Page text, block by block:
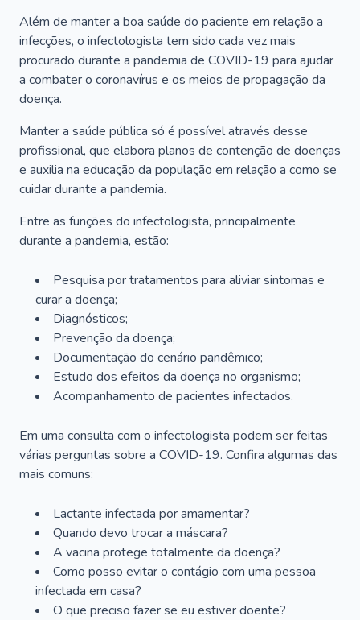
Além de manter a boa saúde do paciente em relação a
infecções, o infectologista tem sido cada vez mais
procurado durante a pandemia de COVID-19 para ajudar
a combater o coronavírus e os meios de propagação da
doença.
Manter a saúde pública só é possível através desse
profissional, que elabora planos de contenção de doenças
e auxilia na educação da população em relação a como se
cuidar durante a pandemia.
Entre as funções do infectologista, principalmente
durante a pandemia, estão:
Pesquisa por tratamentos para aliviar sintomas e
curar a doença;
Diagnósticos;
Prevenção da doença;
Documentação do cenário pandêmico;
Estudo dos efeitos da doença no organismo;
Acompanhamento de pacientes infectados.
Em uma consulta com o infectologista podem ser feitas
várias perguntas sobre a COVID-19. Confira algumas das
mais comuns:
Lactante infectada por amamentar?
Quando devo trocar a máscara?
A vacina protege totalmente da doença?
Como posso evitar o contágio com uma pessoa
infectada em casa?
O que preciso fazer se eu estiver doente?